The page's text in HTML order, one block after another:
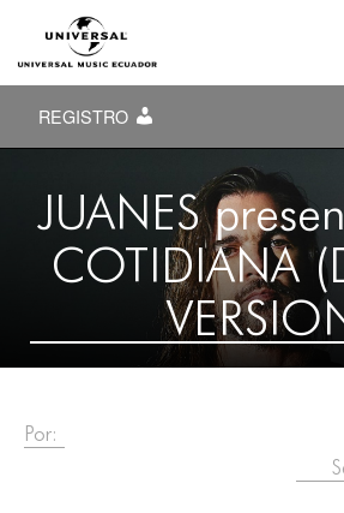
REGISTRO
JUANES
COTIDIANA
Por: